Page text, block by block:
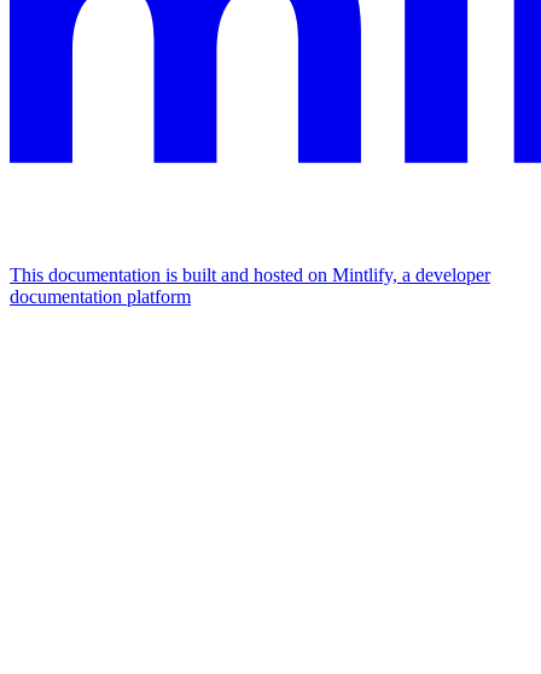
This documentation is built and hosted on Mintlify, a developer
documentation platform